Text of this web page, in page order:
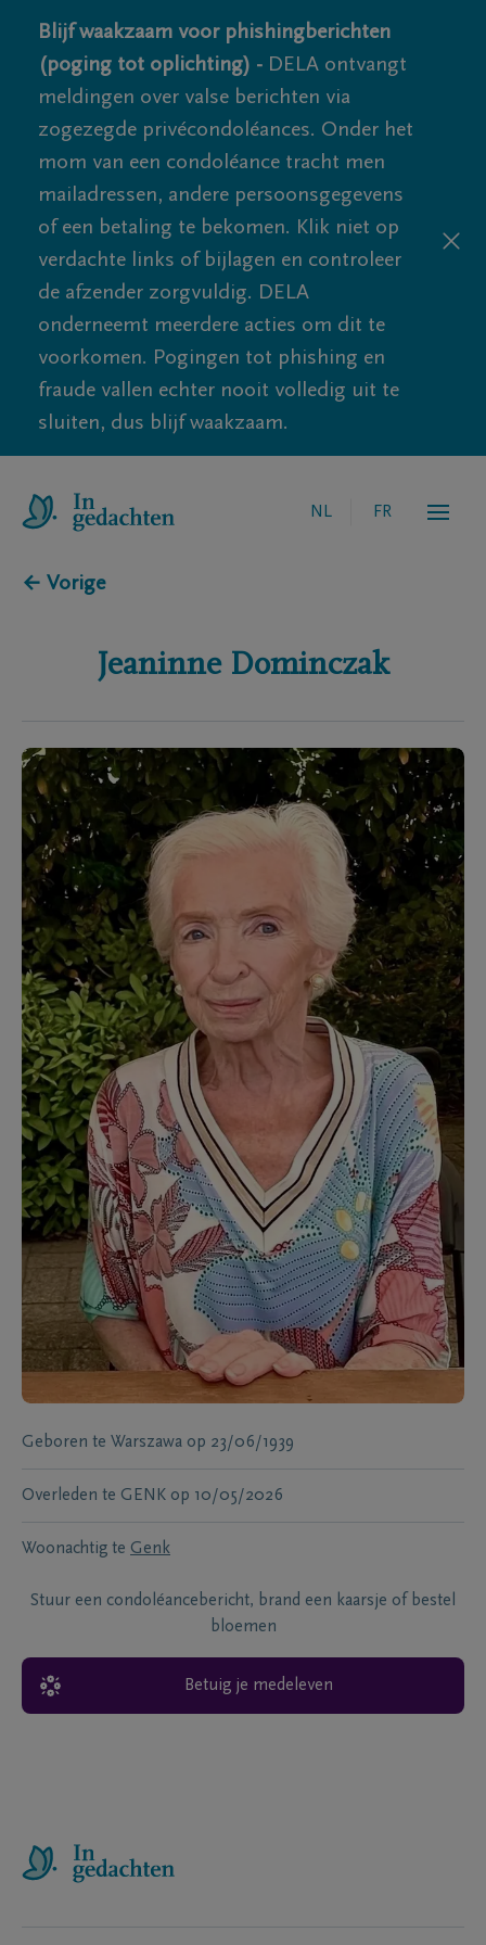
Blijf waakzaam voor phishingberichten
(poging tot oplichting) - DELA ontvangt
meldingen over valse berichten via
zogezegde privécondoléances. Onder het
mom van een condoléance tracht men
mailadressen, andere persoonsgegevens
of een betaling te bekomen. Klik niet op
verdachte links of bijlagen en controleer
de afzender zorgvuldig. DELA
onderneemt meerdere acties om dit te
voorkomen. Pogingen tot phishing en
fraude vallen echter nooit volledig uit te
sluiten, dus blijf waakzaam.
NL FR
← Vorige
Jeaninne Dominczak
Geboren te Warszawa op 23/06/1939
Overleden te GENK op 10/05/2026
Woonachtig te Genk
Stuur een condoléancebericht, brand een kaarsje of bestel
bloemen
Betuig je medeleven